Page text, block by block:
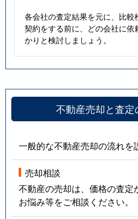
各会社の査定結果を元に、比較
契約をする前に、どの会社に依
かりと検討しましょう。
不動産売却と査定
一般的な不動産売却の流れを
売却相談
不動産の売却は、価格の査定
お悩み等をご相談ください。